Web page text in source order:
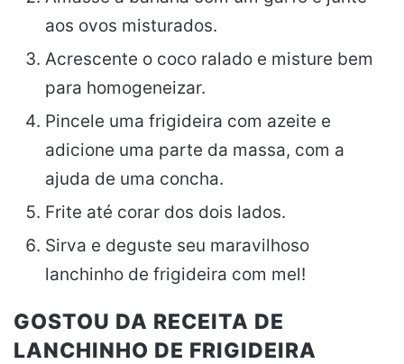
aos ovos misturados.
Acrescente o coco ralado e misture bem
para homogeneizar.
Pincele uma frigideira com azeite e
adicione uma parte da massa, com a
ajuda de uma concha.
Frite até corar dos dois lados.
Sirva e deguste seu maravilhoso
lanchinho de frigideira com mel!
GOSTOU DA RECEITA DE
LANCHINHO DE FRIGIDEIRA